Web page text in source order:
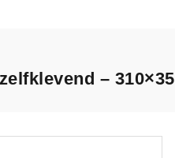
– 310×35